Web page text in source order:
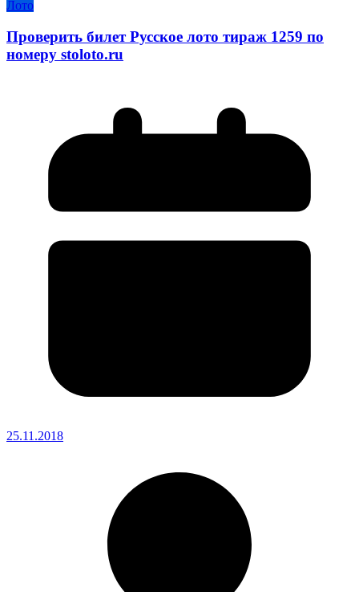
Лото
Проверить билет Русское лото тираж 1259 по
номеру stoloto.ru
25.11.2018